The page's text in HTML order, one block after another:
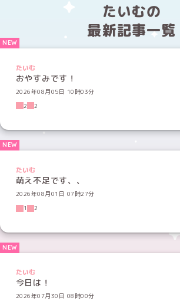
たいむの
最新記事一覧
たいむ
おやすみです！
2026年08月05日 10時03分
2
2
たいむ
萌え不足です、、
2026年08月01日 07時27分
1
2
たいむ
今日は！
2026年07月30日 08時00分